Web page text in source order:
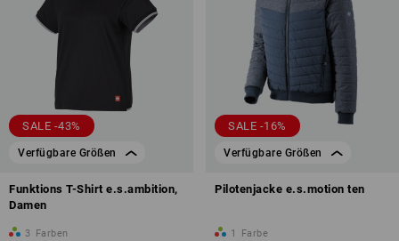
SALE -43%
Verfügbare Größen
Funktions T-Shirt e.s.ambition,
Damen
3 Farben
SALE -16%
Verfügbare Größen
Pilotenjacke e.s.motion ten
1 Farbe